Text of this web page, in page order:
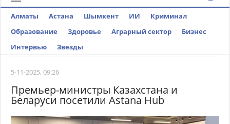
Алматы Астана Шымкент ИИ
Криминал
Образование
Здоровье Аграрный сектор
Бизнес
Интервью
Звезды
5-11-2025, 09:26
Премьер-министры Казахстана и
Беларуси посетили Astana Hub